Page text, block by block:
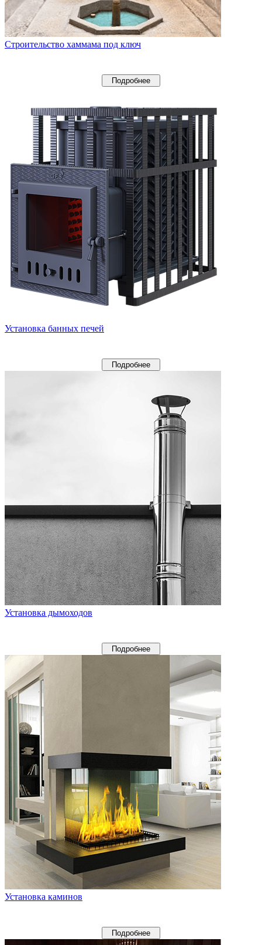
Строительство хаммама под ключ
Подробнее
Установка банных печей
Подробнее
Установка дымоходов
Подробнее
Установка каминов
Подробнее